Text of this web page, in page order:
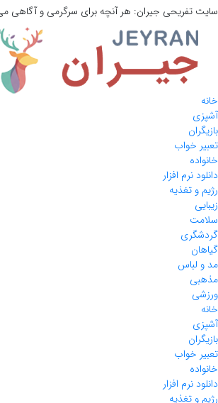
سایت تفریحی جیران: هر آنچه برای سرگرمی و آگاهی
خانه
آشپزی
بازیگران
تعبیر خواب
خانواده
دانلود نرم افزار
رژیم و تغذیه
زیبایی
سلامت
گردشگری
گیاهان
مد و لباس
مذهبی
ورزشی
خانه
آشپزی
بازیگران
تعبیر خواب
خانواده
دانلود نرم افزار
رژیم و تغذیه